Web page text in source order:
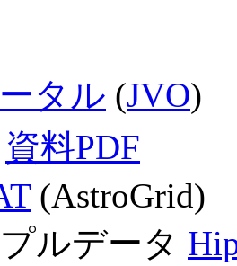
タル (JVO)
資料PDF
(AstroGrid)
ルデータ